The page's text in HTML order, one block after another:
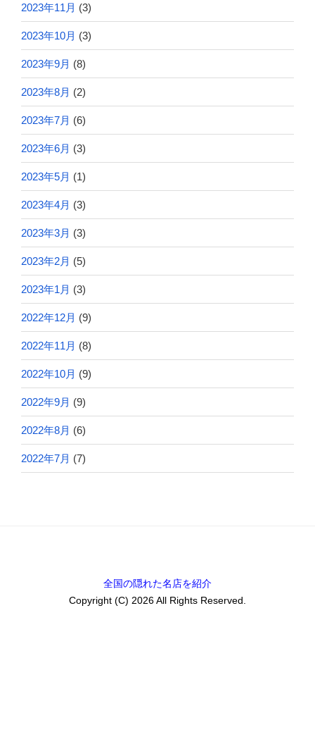
2023年11月 (3)
2023年10月 (3)
2023年9月 (8)
2023年8月 (2)
2023年7月 (6)
2023年6月 (3)
2023年5月 (1)
2023年4月 (3)
2023年3月 (3)
2023年2月 (5)
2023年1月 (3)
2022年12月 (9)
2022年11月 (8)
2022年10月 (9)
2022年9月 (9)
2022年8月 (6)
2022年7月 (7)
全国の隠れた名店を紹介
Copyright (C) 2026 All Rights Reserved.